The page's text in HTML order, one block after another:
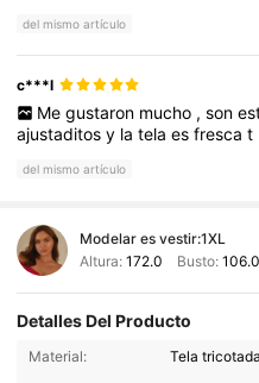
del mismo artículo
c***l
Me gustaron mucho , son
ajustaditosy latelaesfrescat
del mismo artículo
Modelar es vestir:1XL
Altura: 172.0 Busto:106.0
Detalles Del Producto
Material:
Tela tricotada
3.2K